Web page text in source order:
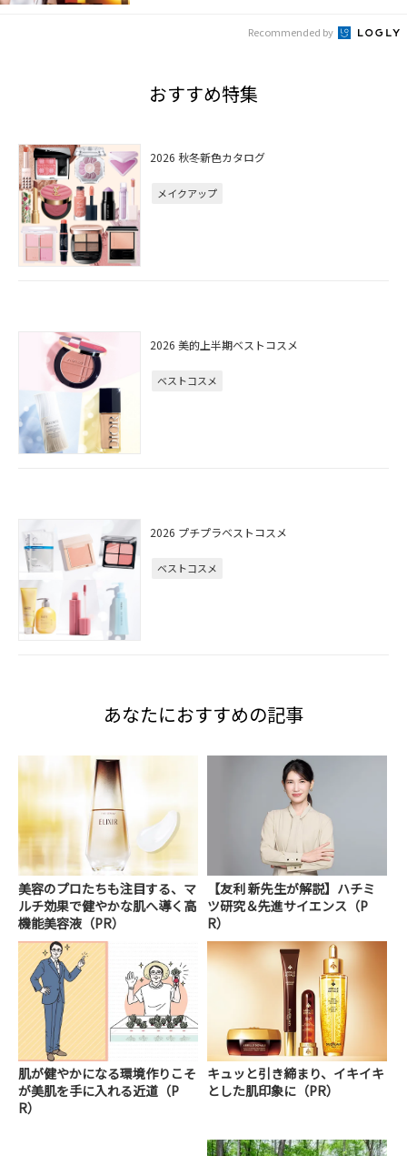
Recommended by
おすすめ特集
2026 秋冬新色カタログ
メイクアップ
2026 美的上半期ベストコスメ
ベストコスメ
2026 プチプラベストコスメ
ベストコスメ
あなたにおすすめの記事
美容のプロたちも注目する、マ
ルチ効果で健やかな肌へ導く高
機能美容液（PR）
【友利 新先生が解説】ハチミ
ツ研究＆先進サイエンス（P
R）
肌が健やかになる環境作りこそ
が美肌を手に入れる近道（P
R）
キュッと引き締まり、イキイキ
とした肌印象に（PR）